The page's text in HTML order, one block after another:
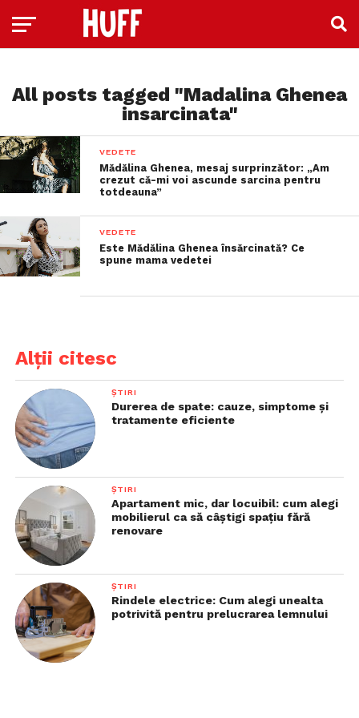
All posts tagged "Madalina Ghenea
insarcinata"
VEDETE
Mădălina Ghenea, mesaj surprinzător: „Am
crezut că-mi voi ascunde sarcina pentru
totdeauna”
VEDETE
Este Mădălina Ghenea însărcinată? Ce
spune mama vedetei
Alții citesc
ȘTIRI
Durerea de spate: cauze, simptome și
tratamente eficiente
ȘTIRI
Apartament mic, dar locuibil: cum alegi
mobilierul ca să câștigi spațiu fără
renovare
ȘTIRI
Rindele electrice: Cum alegi unealta
potrivită pentru prelucrarea lemnului